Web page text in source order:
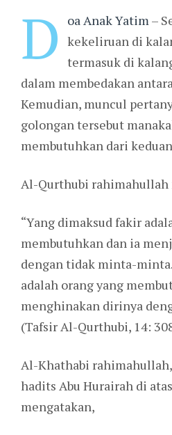
D oa Anak Yatim–
kekeliruan di
termasuk di
dalam membedakan
Kemudian, muncul
golongan tersebut
membutuhkan dari
Al-Qurthubi rahimahullah
“Yang dimaksud fakir
membutuhkan dan ia
dengan tidak minta-
adalah orang yang
menghinakan dirinya
(Tafsir Al-Qurthubi, 14:
Al-Khathabi
hadits Abu Hurairah di
mengatakan,